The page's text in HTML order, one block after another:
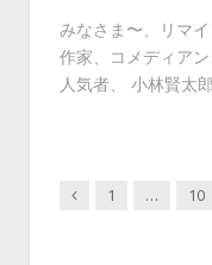
みなさま〜、リマ
作家、コメディア
人気者、 小林賢太
Previous
1 … 10